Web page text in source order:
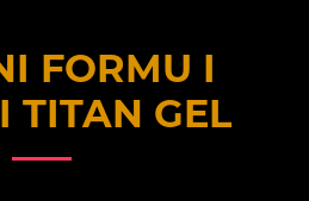
FORMU I
TITAN GEL